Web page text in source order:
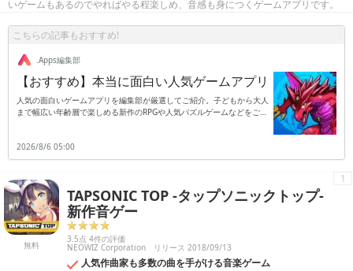
いゲームもあるのでやればやる程楽しめ、音感も身につくゲームアプリです。
こちらの記事もおすすめ!
.Apps編集部
【おすすめ】本当に面白い人気ゲームアプリ
人気の面白いゲームアプリを編集部が厳選してご紹介。子どもから大人
まで幅広い年齢層で楽しめる新作のRPGや人気パズルゲームなどをご紹
2026/8/6 05:00
無料
TAPSONIC TOP -タップソニックトップ-
新作音ゲー
3.5点 4件の評価
NEOWIZ Corporation リリース 2018/09/13
人気作曲家も多数の曲を手がける音楽ゲーム
1